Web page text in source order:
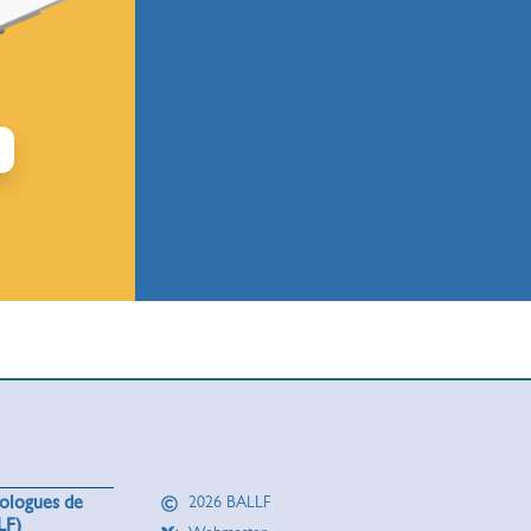
de
2026 BALLF